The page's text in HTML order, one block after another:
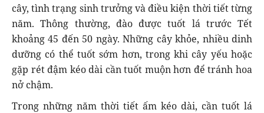
cây, tình trạng sinh trưởng và điều kiện thời tiết từng
năm. Thông thường, đào được tuốt lá trước Tết
khoảng 45 đến 50 ngày. Những cây khỏe, nhiều dinh
dưỡng có thể tuốt sớm hơn, trong khi cây yếu hoặc
gặp rét đậm kéo dài cần tuốt muộn hơn để tránh hoa
nở chậm.
Trong những năm thời tiết ấm kéo dài, cần tuốt lá